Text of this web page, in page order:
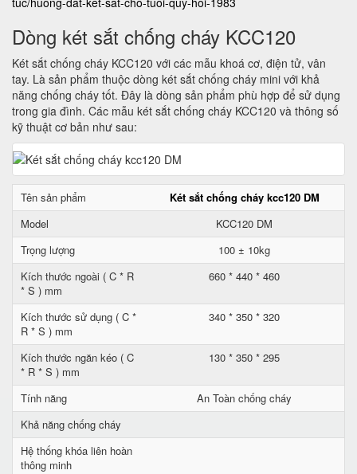
Dòng két sắt chống cháy KCC120
Két sắt chống cháy KCC120 với các mẫu khoá cơ, điện tử, vân
tay. Là sản phẩm thuộc dòng két sắt chống cháy mini với khả
năng chống cháy tốt. Đây là dòng sản phẩm phù hợp để sử dụng
trong gia đình. Các mẫu két sắt chống cháy KCC120 và thông số
kỹ thuật cơ bản như sau:
Tên sản phẩm
Két sắt chống cháy kcc120 DM
Model
KCC120 DM
Trọng lượng
100 ± 10kg
Kích thước ngoài ( C * R
* S ) mm
660 * 440 * 460
Kích thước sử dụng ( C *
R * S ) mm
340 * 350 * 320
Kích thước ngăn kéo ( C
* R * S ) mm
130 * 350 * 295
Tính năng
An Toàn chống cháy
Khả năng chống cháy
Hệ thống khóa liên hoàn
thông minh